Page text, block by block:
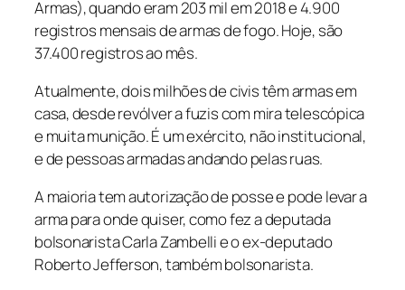
Armas), quando eram 203 mil em 2018 e 4.900
registros mensais de armas de fogo. Hoje, são
37.400 registros ao mês.
Atualmente, dois milhões de civis têm armas em
casa, desde revólver a fuzis com mira telescópica
e muita munição. É um exército, não institucional,
e de pessoas armadas andando pelas ruas.
A maioria tem autorização de posse e pode levar a
arma para onde quiser, como fez a deputada
bolsonarista Carla Zambelli e o ex-deputado
Roberto Jefferson, também bolsonarista.